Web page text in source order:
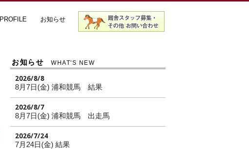
PROFILE お知らせ
お知らせ WHAT'S NEW
2026/8/8
8月7日(金) 浦和競馬 結果
2026/8/7
8月7日(金) 浦和競馬 出走馬
2026/7/24
7月24日(金) 結果